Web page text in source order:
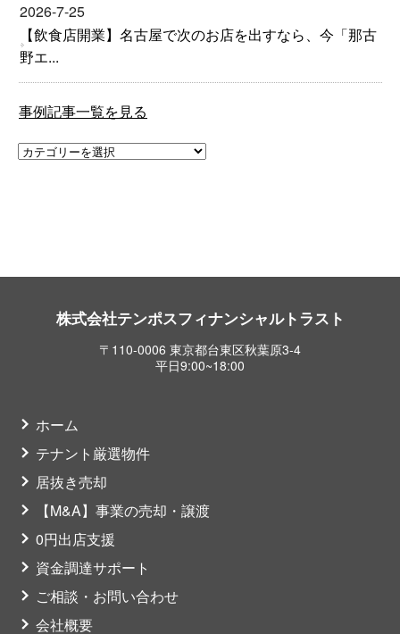
2026-7-25
【飲食店開業】名古屋で次のお店を出すなら、今「那古
野エ...
事例記事一覧を見る
株式会社テンポスフィナンシャルトラスト
〒110-0006 東京都台東区秋葉原3-4
平日9:00~18:00
ホーム
テナント厳選物件
居抜き売却
【M&A】事業の売却・譲渡
0円出店支援
資金調達サポート
ご相談・お問い合わせ
会社概要